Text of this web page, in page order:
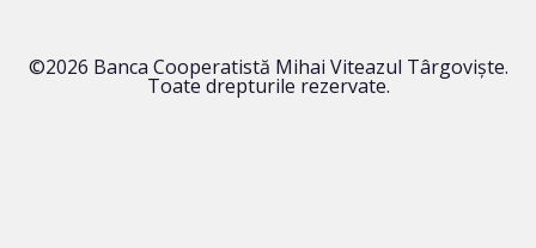
©2026 Banca Cooperatistă Mihai Viteazul Târgoviște.
Toate drepturile rezervate.